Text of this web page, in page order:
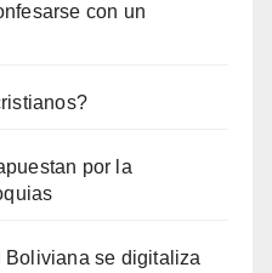
con un
por la
Boliviana se digitaliza